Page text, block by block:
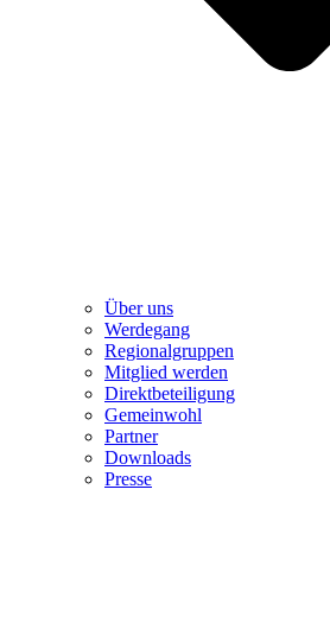
Über uns
Werdegang
Regionalgruppen
Mitglied werden
Direktbeteiligung
Gemeinwohl
Partner
Downloads
Presse